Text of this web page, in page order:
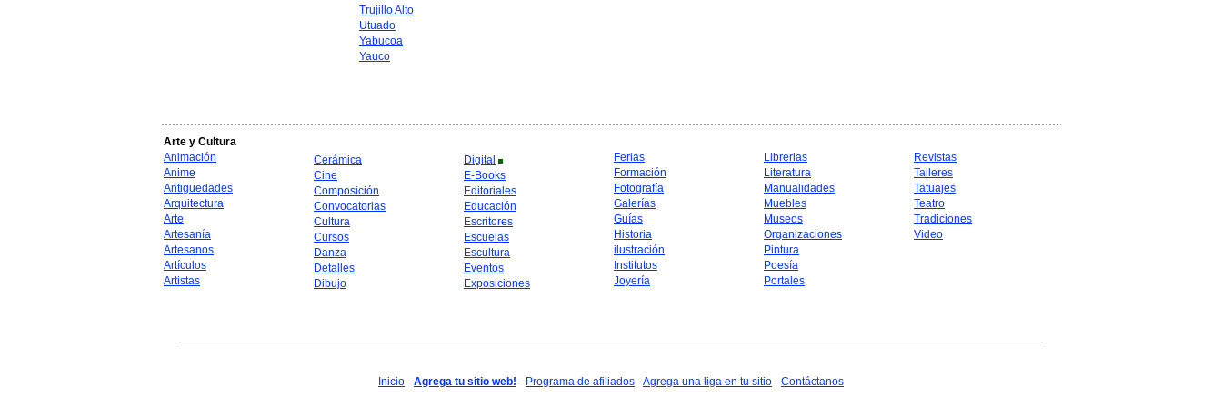
Trujillo Alto
Utuado
Yabucoa
Yauco
Arte y Cultura
Animación
Anime
Antiguedades
Arquitectura
Arte
Artesanía
Artesanos
Artículos
Artistas
Cerámica
Cine
Composición
Convocatorias
Cultura
Cursos
Danza
Detalles
Dibujo
Digital
E-Books
Editoriales
Educación
Escritores
Escuelas
Escultura
Eventos
Exposiciones
Ferias
Formación
Fotografía
Galerías
Guías
Historia
ilustración
Institutos
Joyería
Librerias
Literatura
Manualidades
Muebles
Museos
Organizaciones
Pintura
Poesía
Portales
Revistas
Talleres
Tatuajes
Teatro
Tradiciones
Video
Inicio - Agrega tu sitio web! - Programa de afiliados -Agrega una liga en tu sitio - Contáctanos